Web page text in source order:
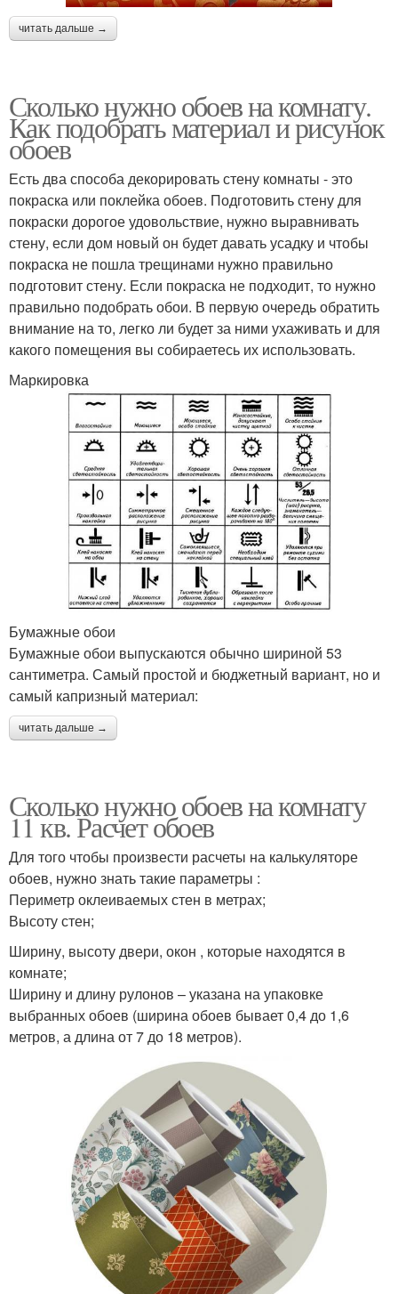
читать дальше →
Сколько нужно обоев на комнату.
Как подобрать материал и рисунок
обоев
Есть два способа декорировать стену комнаты - это
покраска или поклейка обоев. Подготовить стену для
покраски дорогое удовольствие, нужно выравнивать
стену, если дом новый он будет давать усадку и чтобы
покраска не пошла трещинами нужно правильно
подготовит стену. Если покраска не подходит, то нужно
правильно подобрать обои. В первую очередь обратить
внимание на то, легко ли будет за ними ухаживать и для
какого помещения вы собираетесь их использовать.
Маркировка
Бумажные обои
Бумажные обои выпускаются обычно шириной 53
сантиметра. Самый простой и бюджетный вариант, но и
самый капризный материал:
читать дальше →
Сколько нужно обоев на комнату
11 кв. Расчет обоев
Для того чтобы произвести расчеты на калькуляторе
обоев, нужно знать такие параметры :
Периметр оклеиваемых стен в метрах;
Высоту стен;
Ширину, высоту двери, окон , которые находятся в
комнате;
Ширину и длину рулонов – указана на упаковке
выбранных обоев (ширина обоев бывает 0,4 до 1,6
метров, а длина от 7 до 18 метров).